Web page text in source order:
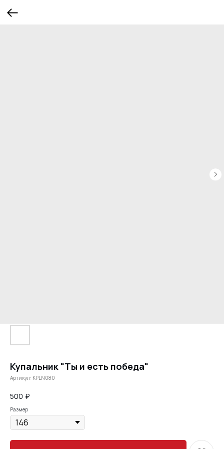
Купальник "Ты и есть победа"
Артикул: KPLN080
500 ₽
Размер